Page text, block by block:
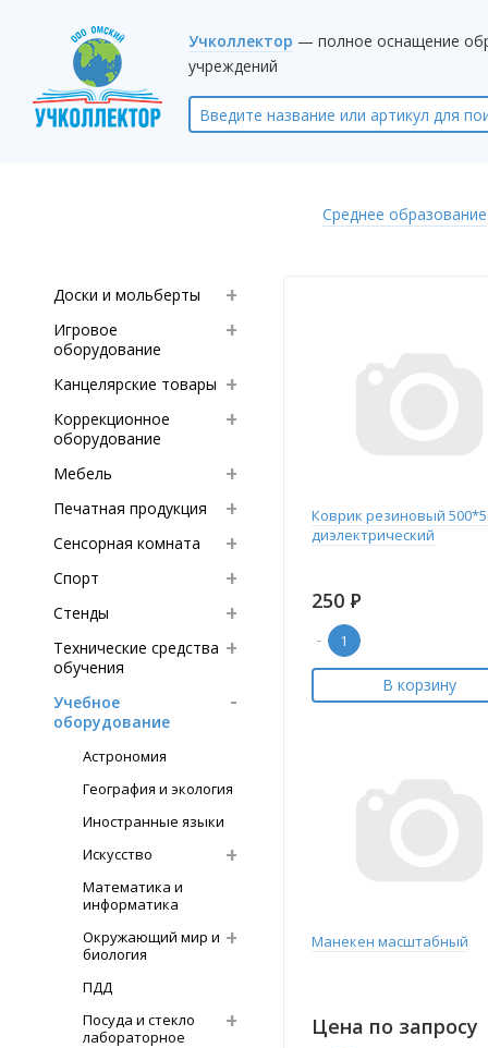
Учколлектор — полное оснащение
учреждений
Среднее образование
Доски и мольберты
Игровое
оборудование
Канцелярские товары
Коррекционное
оборудование
Мебель
Печатная продукция
Сенсорная комната
Спорт
Стенды
Технические средства
обучения
Учебное
оборудование
Астрономия
География и экология
Иностранные языки
Искусство
Математика и
информатика
Окружающий мир и
биология
ПДД
Посуда и стекло
лабораторное
Коврик резиновый
диэлектрический
250 Р
-
В корзину
Манекен масштабный
Цена по запросу